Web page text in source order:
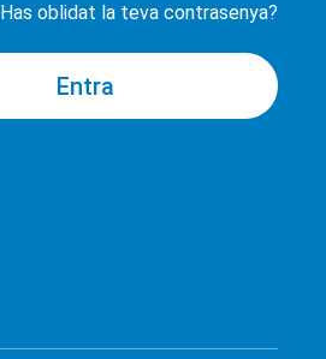
Has oblidat la teva contrasenya?